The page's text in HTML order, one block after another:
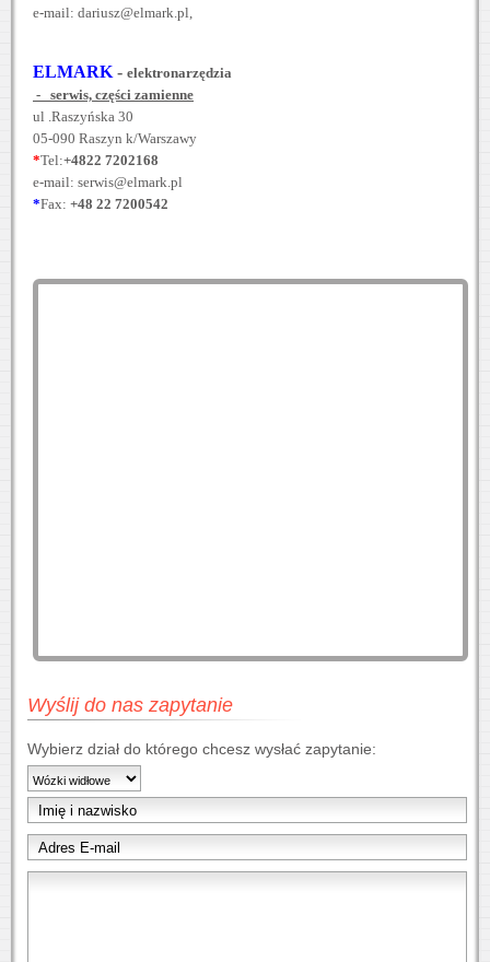
e-mail: dariusz@elmark.pl,
ELMARK - elektronarzędzia
- serwis, części zamienne
ul .Raszyńska 30
05-090 Raszyn k/Warszawy
*Tel:+4822 7202168
e-mail: serwis@elmark.pl
*Fax: +48 22 7200542
Wyślij do nas zapytanie
Wybierz dział do którego chcesz wysłać zapytanie: